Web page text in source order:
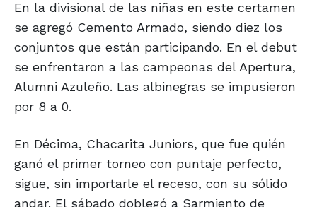
En la divisional de las niñas en este certamen
se agregó Cemento Armado, siendo diez los
conjuntos que están participando. En el debut
se enfrentaron a las campeonas del Apertura,
Alumni Azuleño. Las albinegras se impusieron
por 8 a 0.
En Décima, Chacarita Juniors, que fue quién
ganó el primer torneo con puntaje perfecto,
sigue, sin importarle el receso, con su sólido
andar. El sábado doblegó a Sarmiento de